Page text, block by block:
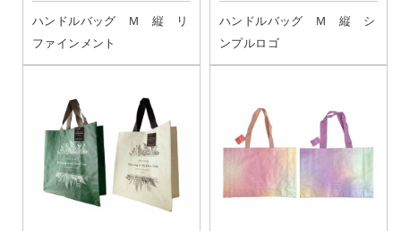
ハンドルバッグ Ｍ 縦 リ
ファインメント
ハンドルバッグ Ｍ 縦 シ
ンプルロゴ